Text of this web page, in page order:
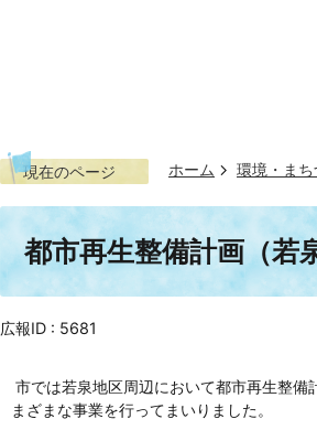
現在のページ ホーム 環境・まち
都市再生整備計画（若
広報ID : 5681
市では若泉地区周辺において都市再生整
まざまな事業を行ってまいりました。